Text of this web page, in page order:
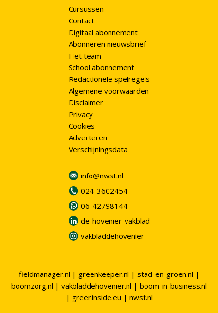
Cursussen
Contact
Digitaal abonnement
Abonneren nieuwsbrief
Het team
School abonnement
Redactionele spelregels
Algemene voorwaarden
Disclaimer
Privacy
Cookies
Adverteren
Verschijningsdata
info@nwst.nl
024-3602454
06-42798144
de-hovenier-vakblad
vakbladdehovenier
fieldmanager.nl | greenkeeper.nl | stad-en-groen.nl |
boomzorg.nl | vakbladdehovenier.nl | boom-in-business.nl
| greeninside.eu | nwst.nl